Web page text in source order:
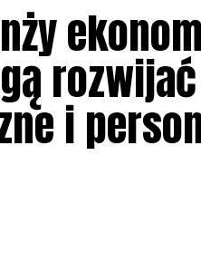
rozwijać
i